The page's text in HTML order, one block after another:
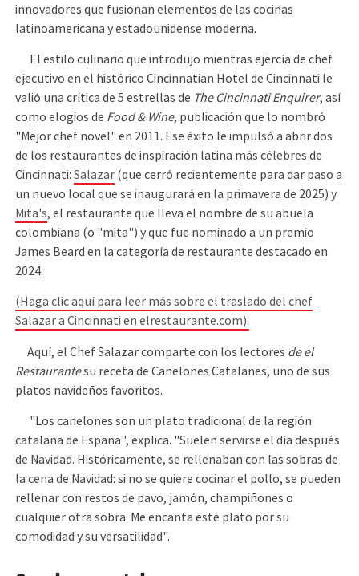
innovadores que fusionan elementos de las cocinas
latinoamericana y estadounidense moderna.
El estilo culinario que introdujo mientras ejercía de chef
ejecutivo en el histórico Cincinnatian Hotel de Cincinnati le
valió una crítica de 5 estrellas de The Cincinnati Enquirer, así
como elogios de Food & Wine, publicación que lo nombró
"Mejor chef novel" en 2011. Ese éxito le impulsó a abrir dos
de los restaurantes de inspiración latina más célebres de
Cincinnati:Salazar (que cerró recientemente para dar paso a
un nuevo local que se inaugurará en la primavera de 2025) y
Mita's, el restaurante que lleva el nombre de su abuela
colombiana (o "mita") y que fue nominado a un premio
James Beard en la categoría de restaurante destacado en
2024.
(Haga clic aquí para leer más sobre el traslado del chef
Salazar a Cincinnati en elrestaurante.com).
Aquí, el Chef Salazar comparte con los lectores de el
Restaurantesu receta de Canelones Catalanes, uno de sus
platos navideños favoritos.
"Los canelones son un plato tradicional de la región
catalana de España", explica. "Suelen servirse el día después
de Navidad. Históricamente, se rellenaban con las sobras de
la cena de Navidad: si no se quiere cocinar el pollo, se pueden
rellenar con restos de pavo, jamón, champiñones o
cualquier otra sobra. Me encanta este plato por su
comodidad y su versatilidad".